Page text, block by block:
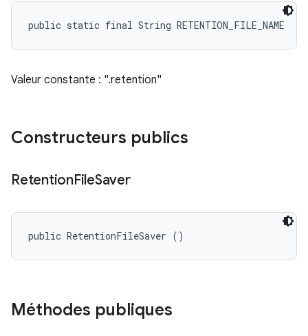
public static final String RETENTION_FILE_NAME
Valeur constante : ".retention"
Constructeurs publics
RetentionFileSaver
public RetentionFileSaver ()
Méthodes publiques